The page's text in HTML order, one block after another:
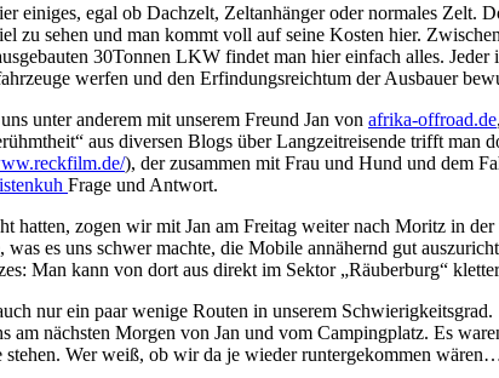
einiges, egal ob Dachzelt, Zeltanhänger oder normales Zelt.
zu sehen und man kommt voll auf seine Kosten hier.
30Tonnen LKW findet man hier einfach alles.
werfen und den Erfindungsreichtum der Ausbauer
unter anderem mit unserem Freund Jan von afrika-offroad.de
aus diversen Blogs über Langzeitreisende trifft man
), der zusammen mit Frau und Hund und dem
Frage und Antwort.
hatten, zogen wir mit Jan am Freitag weiter nach Moritz in
was es uns schwer machte, die Mobile annähernd gut
Man kann von dort aus direkt im Sektor „Räuberburg“
nur ein paar wenige Routen in unserem
am nächsten Morgen von Jan und vom Campingplatz. Es
stehen. Wer weiß, ob wir da je wieder runtergekommen